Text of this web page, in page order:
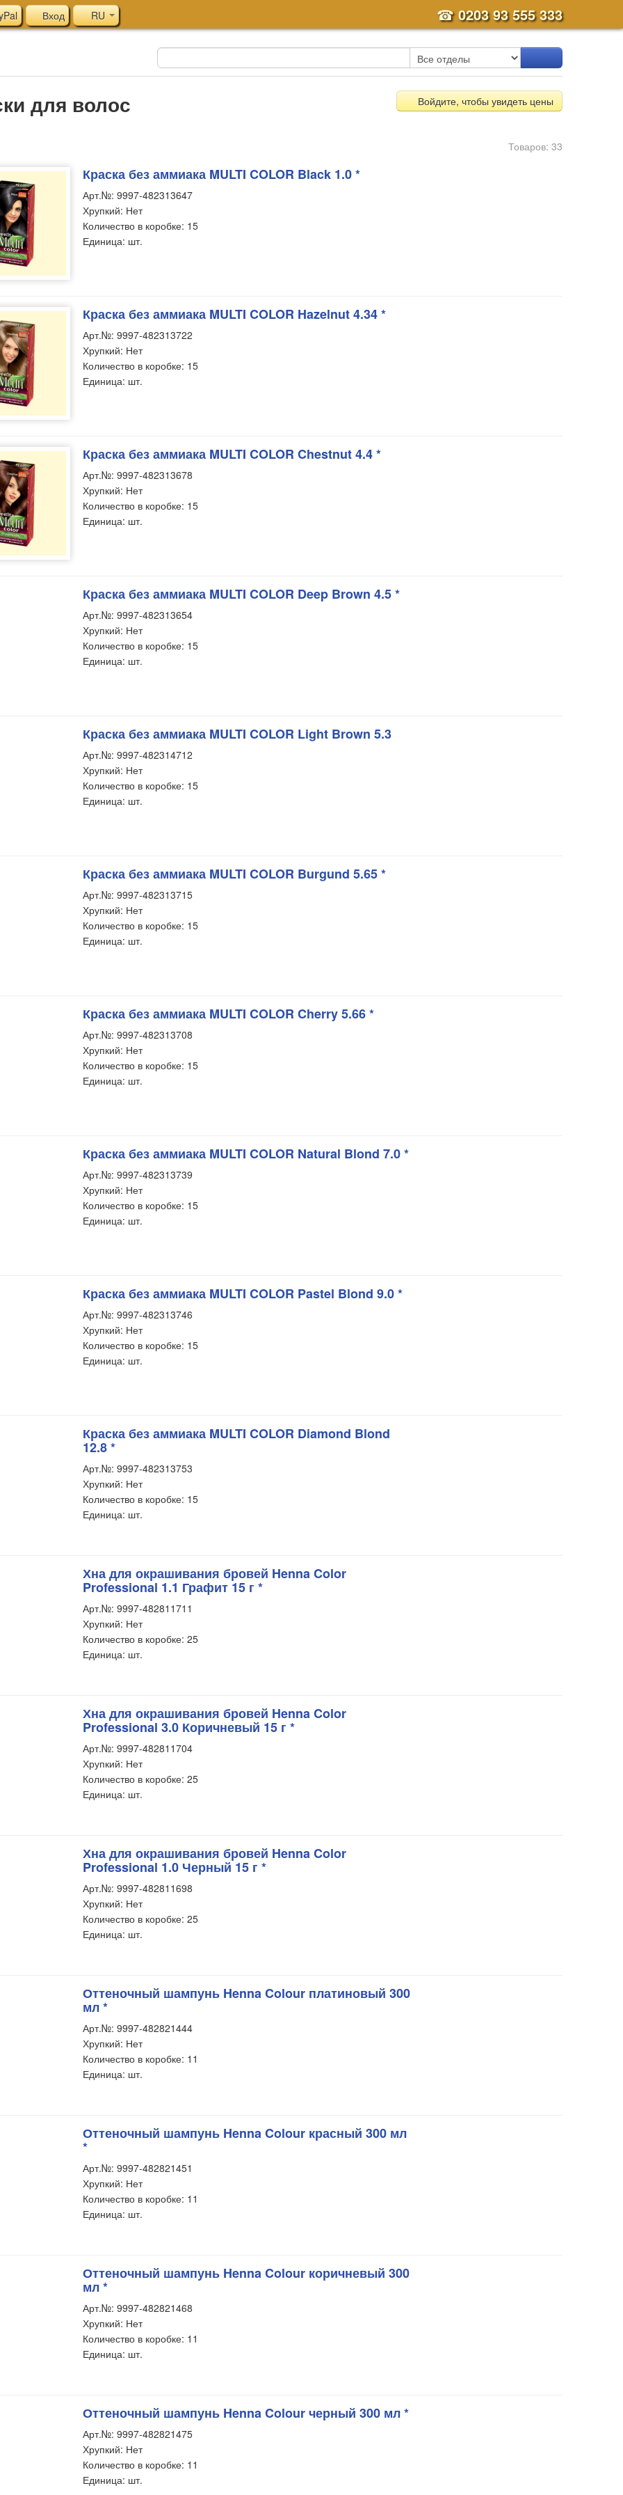
Вход RU ☎0203 93 555 333
для волос Войдите, чтобы увидеть цены
Товаров: 33
Краска без аммиака MULTI COLOR Black 1.0 *
Арт.№: 9997-482313647
Хрупкий: Нет
Количество в коробке: 15
Единица: шт.
Краска без аммиака MULTI COLOR Hazelnut 4.34 *
Арт.№: 9997-482313722
Хрупкий: Нет
Количество в коробке: 15
Единица: шт.
Краска без аммиака MULTI COLOR Chestnut 4.4 *
Арт.№: 9997-482313678
Хрупкий: Нет
Количество в коробке: 15
Единица: шт.
Краска без аммиака MULTI COLOR Deep Brown 4.5 *
Арт.№: 9997-482313654
Хрупкий: Нет
Количество в коробке: 15
Единица: шт.
Краска без аммиака MULTI COLOR Light Brown 5.3
Арт.№: 9997-482314712
Хрупкий: Нет
Количество в коробке: 15
Единица: шт.
Краска без аммиака MULTI COLOR Burgund 5.65 *
Арт.№: 9997-482313715
Хрупкий: Нет
Количество в коробке: 15
Единица: шт.
Краска без аммиака MULTI COLOR Cherry 5.66 *
Арт.№: 9997-482313708
Хрупкий: Нет
Количество в коробке: 15
Единица: шт.
Краска без аммиака MULTI COLOR Natural Blond 7.0 *
Арт.№: 9997-482313739
Хрупкий: Нет
Количество в коробке: 15
Единица: шт.
Краска без аммиака MULTI COLOR Pastel Blond 9.0 *
Арт.№: 9997-482313746
Хрупкий: Нет
Количество в коробке: 15
Единица: шт.
Краска без аммиака MULTI COLOR Diamond Blond
12.8 *
Арт.№: 9997-482313753
Хрупкий: Нет
Количество в коробке: 15
Единица: шт.
Хна для окрашивания бровей Henna Color
Professional 1.1 Графит 15 г *
Арт.№: 9997-482811711
Хрупкий: Нет
Количество в коробке: 25
Единица: шт.
Хна для окрашивания бровей Henna Color
Professional 3.0 Коричневый 15 г *
Арт.№: 9997-482811704
Хрупкий: Нет
Количество в коробке: 25
Единица: шт.
Хна для окрашивания бровей Henna Color
Professional 1.0 Черный 15 г *
Арт.№: 9997-482811698
Хрупкий: Нет
Количество в коробке: 25
Единица: шт.
Оттеночный шампунь Henna Colour платиновый 300
мл *
Арт.№: 9997-482821444
Хрупкий: Нет
Количество в коробке: 11
Единица: шт.
Оттеночный шампунь Henna Colour красный 300 мл
*
Арт.№: 9997-482821451
Хрупкий: Нет
Количество в коробке: 11
Единица: шт.
Оттеночный шампунь Henna Colour коричневый 300
мл *
Арт.№: 9997-482821468
Хрупкий: Нет
Количество в коробке: 11
Единица: шт.
Оттеночный шампунь Henna Colour черный 300 мл *
Арт.№: 9997-482821475
Хрупкий: Нет
Количество в коробке: 11
Единица: шт.